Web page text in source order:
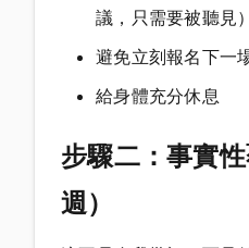
議，只需要被聽見）
避免立刻報名下一
給身體充分休息
步驟二：事實
週）